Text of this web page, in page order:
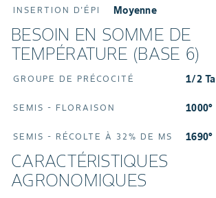
INSERTION D'ÉPI Moyenne
BESOIN EN SOMME DE
TEMPÉRATURE (BASE 6)
GROUPE DE PRÉCOCITÉ 1/2
SEMIS - FLORAISON 1000°
SEMIS - RÉCOLTE À 32% DE MS 1690°
CARACTÉRISTIQUES
AGRONOMIQUES